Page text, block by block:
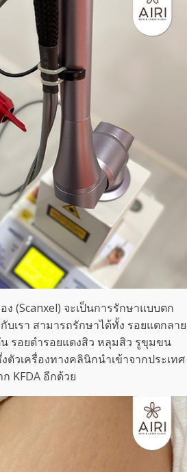
ง (Scanxel) จะเป็นการรักษาแบบตก
บเรา สามารถรักษาได้ทั้ง รอยแตกลาย
รอยดำรอยแดงสิว หลุมสิว รูขุมขน
ตัวเครื่องทางคลินิกนำเข้าจากประเทศ
KFDA อีกด้วย